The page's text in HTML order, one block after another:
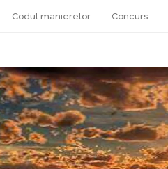
Codul manierelor Concurs